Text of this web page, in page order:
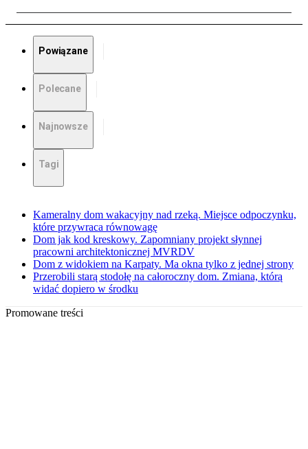
Powiązane
Polecane
Najnowsze
Tagi
Kameralny dom wakacyjny nad rzeką. Miejsce odpoczynku,
które przywraca równowagę
Dom jak kod kreskowy. Zapomniany projekt słynnej
pracowni architektonicznej MVRDV
Dom z widokiem na Karpaty. Ma okna tylko z jednej strony
Przerobili starą stodołę na całoroczny dom. Zmiana, którą
widać dopiero w środku
Promowane treści